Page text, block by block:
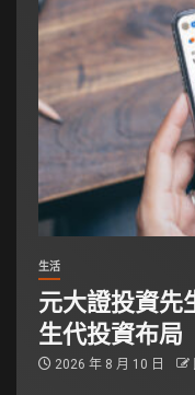
生活
元大證投資先
生代投資布局
2026 年 8 月 10 日